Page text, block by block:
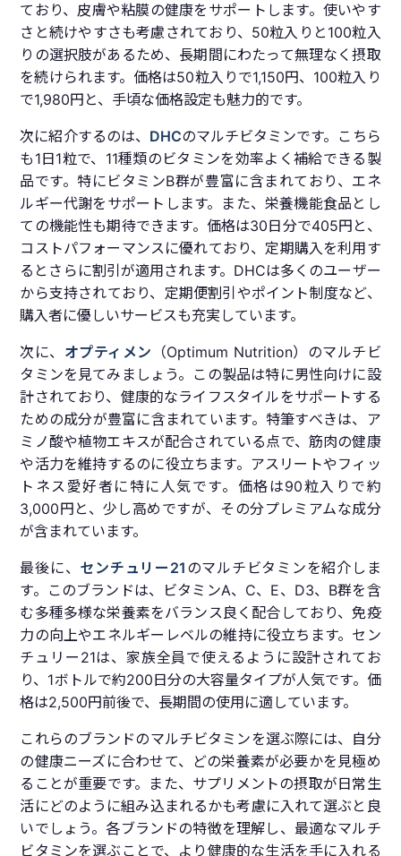
ており、皮膚や粘膜の健康をサポートします。使いやす
さと続けやすさも考慮されており、50粒入りと100粒入
りの選択肢があるため、長期間にわたって無理なく摂取
を続けられます。価格は50粒入りで1,150円、100粒入り
で1,980円と、手頃な価格設定も魅力的です。
次に紹介するのは、 DHCのマルチビタミンです。こちら
も1日1粒で、11種類のビタミンを効率よく補給できる製
品です。特にビタミンB群が豊富に含まれており、エネ
ルギー代謝をサポートします。また、栄養機能食品とし
ての機能性も期待できます。価格は30日分で405円と、
コストパフォーマンスに優れており、定期購入を利用す
るとさらに割引が適用されます。DHCは多くのユーザー
から支持されており、定期便割引やポイント制度など、
購入者に優しいサービスも充実しています。
次に、 オプティメン （Optimum Nutrition）のマルチビ
タミンを見てみましょう。この製品は特に男性向けに設
計されており、健康的なライフスタイルをサポートする
ための成分が豊富に含まれています。特筆すべきは、ア
ミノ酸や植物エキスが配合されている点で、筋肉の健康
や活力を維持するのに役立ちます。アスリートやフィッ
トネス愛好者に特に人気です。価格は90粒入りで約
3,000円と、少し高めですが、その分プレミアムな成分
が含まれています。
最後に、 センチュリー21 のマルチビタミンを紹介しま
す。このブランドは、ビタミンA、C、E、D3、B群を含
む多種多様な栄養素をバランス良く配合しており、免疫
力の向上やエネルギーレベルの維持に役立ちます。セン
チュリー21は、家族全員で使えるように設計されてお
り、1ボトルで約200日分の大容量タイプが人気です。価
格は2,500円前後で、長期間の使用に適しています。
これらのブランドのマルチビタミンを選ぶ際には、自分
の健康ニーズに合わせて、どの栄養素が必要かを見極め
ることが重要です。また、サプリメントの摂取が日常生
活にどのように組み込まれるかも考慮に入れて選ぶと良
いでしょう。各ブランドの特徴を理解し、最適なマルチ
ビタミンを選ぶことで、より健康的な生活を手に入れる